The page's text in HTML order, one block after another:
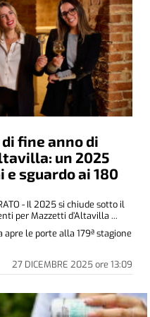
fine anno di
un 2025
e sguardo ai 180
27 DICEMBRE 2025ore 13:09
- Il 2025 si chiude sotto il
per Mazzetti d’Altavilla ...
apre le porte alla 179ª stagione